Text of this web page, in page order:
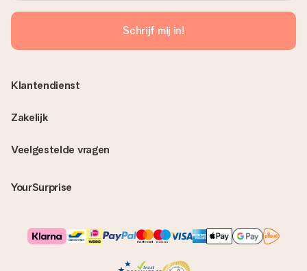
Schrijf mij in!
Veelgestelde vragen
YourSurprise
Klantendienst
Zakelijk